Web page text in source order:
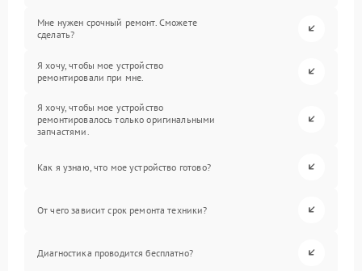
Мне нужен срочный ремонт. Сможете
сделать?
Я хочу, чтобы мое устройство
ремонтировали при мне.
Я хочу, чтобы мое устройство
ремонтировалось только оригинальными
запчастями.
Как я узнаю, что мое устройство готово?
От чего зависит срок ремонта техники?
Диагностика проводится бесплатно?